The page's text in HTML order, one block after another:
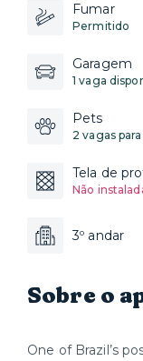
Fumar
Permitido
Garagem
1 vaga
Pets
2 vagas
Tela de
Não
3º andar
Sobre o
One of Brazil’s